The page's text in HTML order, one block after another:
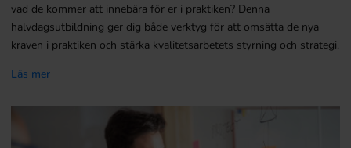
vad de kommer att innebära för er i praktiken? Denna
halvdagsutbildning ger dig både verktyg för att omsätta de nya
kraven i praktiken och stärka kvalitetsarbetets styrning och strategi.
Läs mer